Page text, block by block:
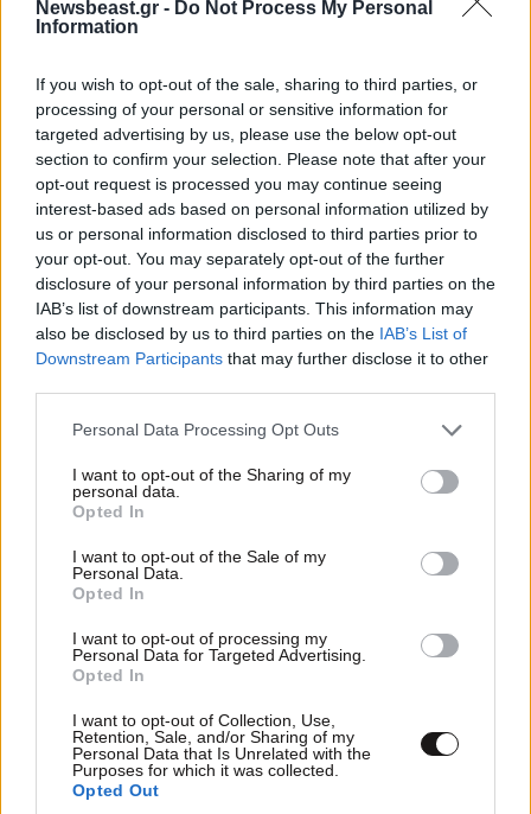
Newsbeast.gr - Do Not Process My Personal
Information
If you wish to opt-out of the sale, sharing to third parties, or
processing of your personal or sensitive information for
targeted advertising by us, please use the below opt-out
section to confirm your selection. Please note that after your
opt-out request is processed you may continue seeing
interest-based ads based on personal information utilized by
us or personal information disclosed to third parties prior to
your opt-out. You may separately opt-out of the further
disclosure of your personal information by third parties on the
IAB’s list of downstream participants. This information may
also be disclosed by us to third parties on the IAB’s List of
Downstream Participants that may further disclose it to other
Please note that this website/app uses one or more Google
not limited to your visit or usage behaviour. You may click to
grant or deny consent to Google and its third-party tags to
use your data for below specified purposes in below Google
consent section.
Personal Data Processing Opt Outs
I want to opt-out of the Sharing of my
personal data.
Opted In
I want to opt-out of the Sale of my
Personal Data.
Opted In
I want to opt-out of processing my
Personal Data for Targeted Advertising.
Opted In
I want to opt-out of Collection, Use,
Retention, Sale, and/or Sharing of my
Personal Data that Is Unrelated with the
Purposes for which it was collected.
Opted Out
2 ΣΧΌΛΙΑ ΑΝΑΓΝΩΣΤΏΝ
ΠΡΟΣΘΕΣΤΕ ΤΟ ΣΧΟΛΙΟ ΣΑΣ
Διαβάστε και ακολουθήστε τους κανόνες σχολιασμού
ΠΡΟΣΘΗΚΗ
l.v. 02·05·2025 21:27